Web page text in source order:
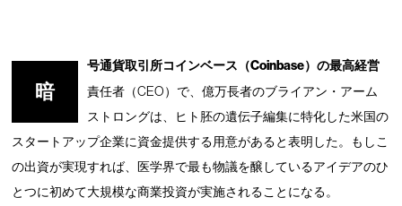
暗
号通貨取引所コインベース（Coinbase）の最高経営
責任者（CEO）で、億万長者のブライアン・アーム
ストロングは、ヒト胚の遺伝子編集に特化した米国の
スタートアップ企業に資金提供する用意があると表明した。もしこ
の出資が実現すれば、医学界で最も物議を醸しているアイデアのひ
とつに初めて大規模な商業投資が実施されることになる。